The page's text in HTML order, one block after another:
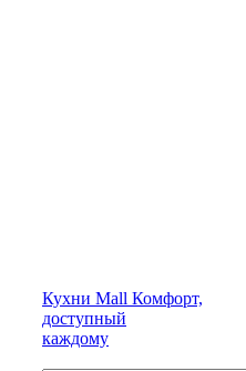
Кухни Mall Комфорт,
доступный
каждому